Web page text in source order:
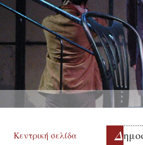
Κεντρική σελίδα
Δ